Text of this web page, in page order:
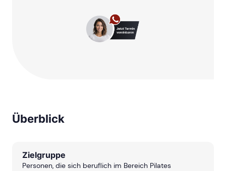
Überblick
Zielgruppe
Personen, die sich beruflich im Bereich Pilates